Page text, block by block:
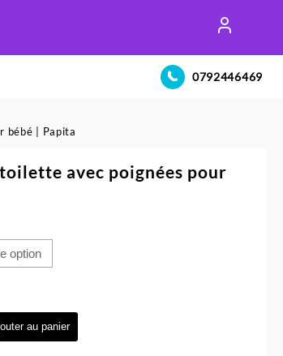
0792446469
bébé | Papita
avec poignées pour
au panier